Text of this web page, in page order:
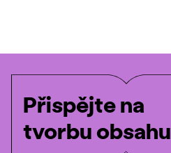
Přispějte na
tvorbu obsahu